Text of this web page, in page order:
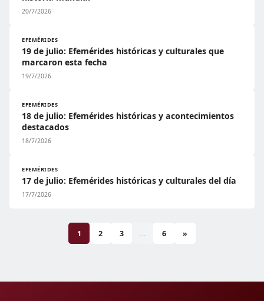
20/7/2026
EFEMÉRIDES
19 de julio: Efemérides históricas y culturales que
marcaron esta fecha
19/7/2026
EFEMÉRIDES
18 de julio: Efemérides históricas y acontecimientos
destacados
18/7/2026
EFEMÉRIDES
17 de julio: Efemérides históricas y culturales del día
17/7/2026
1 2 3 ... 6 »